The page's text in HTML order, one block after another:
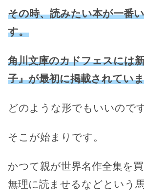
その時、読みたい本が一番
す。
角川文庫のカドフェスには
子』が最初に掲載されてい
どのような形でもいいのです
そこが始まりです。
かつて親が世界名作全集を
無理に読ませるなどという